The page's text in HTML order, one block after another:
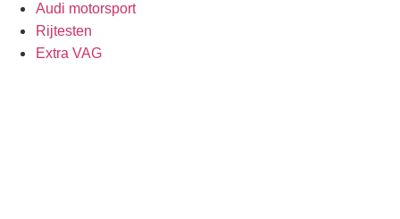
Audi motorsport
Rijtesten
Extra VAG